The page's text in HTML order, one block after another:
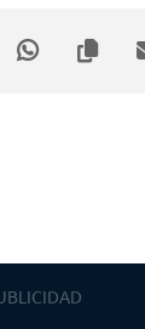
Academia, podrán